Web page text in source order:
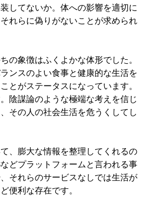
してないか。体への影響を適切に
れらに偽りがないことが求められ
の象徴はふくよかな体形でした。
ンスのよい食事と健康的な生活を
とがステータスになっています。
陰謀論のような極端な考えを信じ
その人の社会生活を危うくしてし
、膨大な情報を整理してくれるの
どプラットフォームと言われる事
それらのサービスなしでは生活が
便利な存在です。